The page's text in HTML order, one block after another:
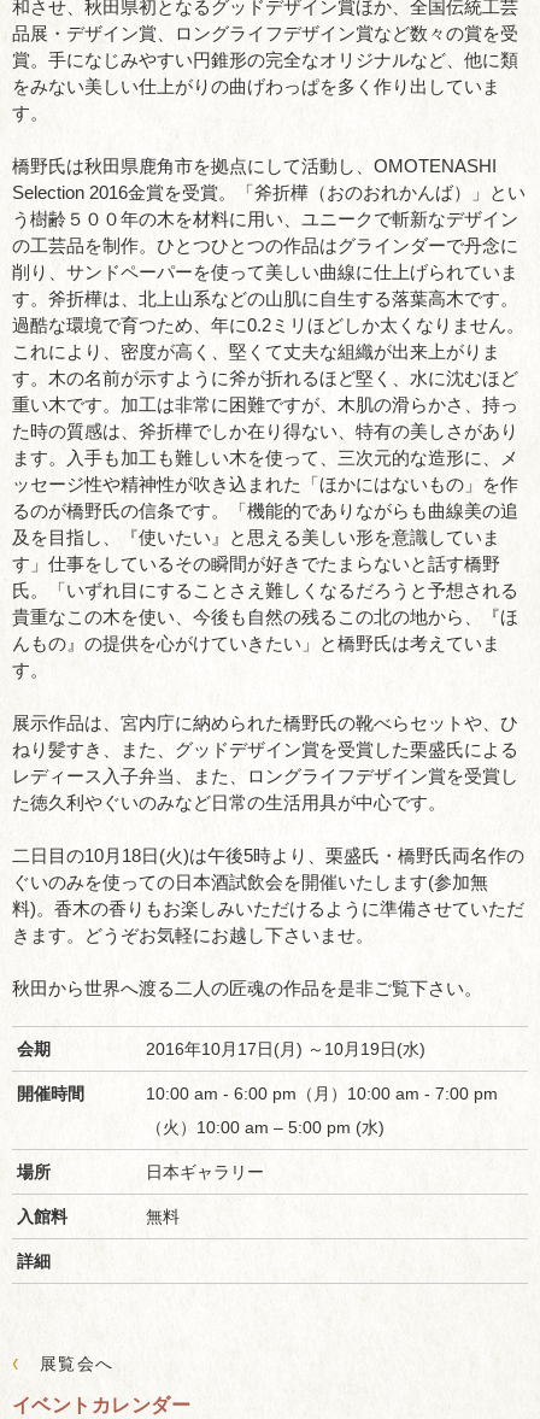
和させ、秋田県初となるグッドデザイン賞ほか、全国伝統工芸
品展・デザイン賞、ロングライフデザイン賞など数々の賞を受
賞。手になじみやすい円錐形の完全なオリジナルなど、他に類
をみない美しい仕上がりの曲げわっぱを多く作り出していま
す。
橋野氏は秋田県鹿角市を拠点にして活動し、OMOTENASHI
Selection 2016金賞を受賞。「斧折樺（おのおれかんば）」とい
う樹齢５００年の木を材料に用い、ユニークで斬新なデザイン
の工芸品を制作。ひとつひとつの作品はグラインダーで丹念に
削り、サンドペーパーを使って美しい曲線に仕上げられていま
す。斧折樺は、北上山系などの山肌に自生する落葉高木です。
過酷な環境で育つため、年に0.2ミリほどしか太くなりません。
これにより、密度が高く、堅くて丈夫な組織が出来上がりま
す。木の名前が示すように斧が折れるほど堅く、水に沈むほど
重い木です。加工は非常に困難ですが、木肌の滑らかさ、持っ
た時の質感は、斧折樺でしか在り得ない、特有の美しさがあり
ます。入手も加工も難しい木を使って、三次元的な造形に、メ
ッセージ性や精神性が吹き込まれた「ほかにはないもの」を作
るのが橋野氏の信条です。「機能的でありながらも曲線美の追
及を目指し、『使いたい』と思える美しい形を意識していま
す」仕事をしているその瞬間が好きでたまらないと話す橋野
氏。「いずれ目にすることさえ難しくなるだろうと予想される
貴重なこの木を使い、今後も自然の残るこの北の地から、『ほ
んもの』の提供を心がけていきたい」と橋野氏は考えていま
す。
展示作品は、宮内庁に納められた橋野氏の靴べらセットや、ひ
ねり髪すき、また、グッドデザイン賞を受賞した栗盛氏による
レディース入子弁当、また、ロングライフデザイン賞を受賞し
た徳久利やぐいのみなど日常の生活用具が中心です。
二日目の10月18日(火)は午後5時より、栗盛氏・橋野氏両名作の
ぐいのみを使っての日本酒試飲会を開催いたします(参加無
料)。香木の香りもお楽しみいただけるように準備させていただ
きます。どうぞお気軽にお越し下さいませ。
秋田から世界へ渡る二人の匠魂の作品を是非ご覧下さい。
会期 2016年10月17日(月) ～10月19日(水)
開催時間
10:00 am - 6:00 pm（月）10:00 am - 7:00 pm
（火）10:00 am – 5:00 pm (水)
場所 日本ギャラリー
入館料 無料
詳細
‹ 展覧会へ
イベントカレンダー